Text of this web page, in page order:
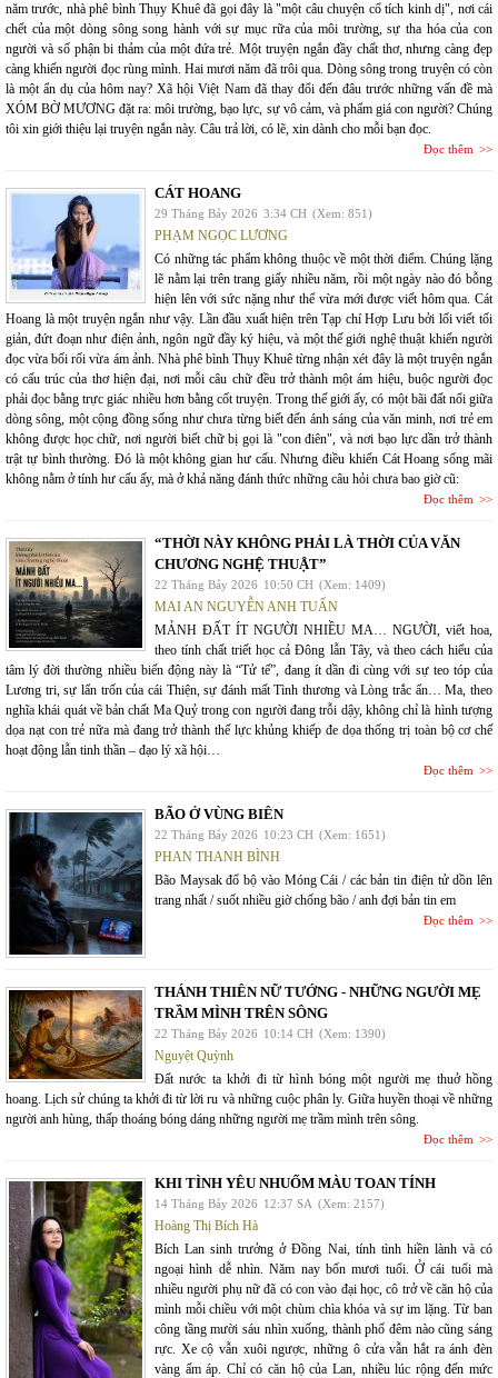
năm trước, nhà phê bình Thụy Khuê đã gọi đây là "một câu chuyện cổ tích kinh dị", nơi cái
chết của một dòng sông song hành với sự mục rữa của môi trường, sự tha hóa của con
người và số phận bi thảm của một đứa trẻ. Một truyện ngắn đầy chất thơ, nhưng càng đẹp
càng khiến người đọc rùng mình. Hai mươi năm đã trôi qua. Dòng sông trong truyện có còn
là một ẩn dụ của hôm nay? Xã hội Việt Nam đã thay đổi đến đâu trước những vấn đề mà
XÓM BỜ MƯƠNG đặt ra: môi trường, bạo lực, sự vô cảm, và phẩm giá con người? Chúng
tôi xin giới thiệu lại truyện ngắn này. Câu trả lời, có lẽ, xin dành cho mỗi bạn đọc.
Đọc thêm
CÁT HOANG
29 Tháng Bảy 2026 3:34 CH (Xem: 851)
PHẠM NGỌC LƯƠNG
Có những tác phẩm không thuộc về một thời điểm. Chúng lặng
lẽ nằm lại trên trang giấy nhiều năm, rồi một ngày nào đó bỗng
hiện lên với sức nặng như thể vừa mới được viết hôm qua. Cát
Hoang là một truyện ngắn như vậy. Lần đầu xuất hiện trên Tạp chí Hợp Lưu bởi lối viết tối
giản, đứt đoạn như điện ảnh, ngôn ngữ đầy ký hiệu, và một thế giới nghệ thuật khiến người
đọc vừa bối rối vừa ám ảnh. Nhà phê bình Thụy Khuê từng nhận xét đây là một truyện ngắn
có cấu trúc của thơ hiện đại, nơi mỗi câu chữ đều trở thành một ám hiệu, buộc người đọc
phải đọc bằng trực giác nhiều hơn bằng cốt truyện. Trong thế giới ấy, có một bãi đất nổi giữa
dòng sông, một cộng đồng sống như chưa từng biết đến ánh sáng của văn minh, nơi trẻ em
không được học chữ, nơi người biết chữ bị gọi là "con điên", và nơi bạo lực dần trở thành
trật tự bình thường. Đó là một không gian hư cấu. Nhưng điều khiến Cát Hoang sống mãi
không nằm ở tính hư cấu ấy, mà ở khả năng đánh thức những câu hỏi chưa bao giờ cũ:
Đọc thêm
“THỜI NÀY KHÔNG PHẢI LÀ THỜI CỦA VĂN
CHƯƠNG NGHỆ THUẬT”
22 Tháng Bảy 2026 10:50 CH (Xem: 1409)
MAI AN NGUYỄN ANH TUẤN
MẢNH ĐẤT ÍT NGƯỜI NHIỀU MA… NGƯỜI, viết hoa,
theo tính chất triết học cả Đông lẫn Tây, và theo cách hiểu của
tâm lý đời thường nhiều biến động này là “Tử tế”, đang ít dần đi cùng với sự teo tóp của
Lương tri, sự lẩn trốn của cái Thiện, sự đánh mất Tình thương và Lòng trắc ẩn… Ma, theo
nghĩa khái quát về bản chất Ma Quỷ trong con người đang trỗi dậy, không chỉ là hình tượng
dọa nạt con trẻ nữa mà đang trở thành thế lực khủng khiếp đe dọa thống trị toàn bộ cơ chế
hoạt động lẫn tinh thần – đạo lý xã hội…
Đọc thêm
BÃO Ở VÙNG BIÊN
22 Tháng Bảy 2026 10:23 CH (Xem: 1651)
PHAN THANH BÌNH
Bão Maysak đổ bộ vào Móng Cái / các bản tin điện tử dồn lên
trang nhất / suốt nhiều giờ chống bão / anh đợi bản tin em
Đọc thêm
THÁNH THIÊN NỮ TƯỚNG - NHỮNG NGƯỜI MẸ
TRẦM MÌNH TRÊN SÔNG
22 Tháng Bảy 2026 10:14 CH (Xem: 1390)
Nguyệt Quỳnh
Đất nước ta khởi đi từ hình bóng một người mẹ thuở hồng
hoang. Lịch sử chúng ta khởi đi từ lời ru và những cuộc phân ly. Giữa huyền thoại về những
người anh hùng, thấp thoáng bóng dáng những người mẹ trầm mình trên sông.
Đọc thêm
KHI TÌNH YÊU NHUỐM MÀU TOAN TÍNH
14 Tháng Bảy 2026 12:37 SA (Xem: 2157)
Hoàng Thị Bích Hà
Bích Lan sinh trưởng ở Đồng Nai, tính tình hiền lành và có
ngoại hình dễ nhìn. Năm nay bốn mươi tuổi. Ở cái tuổi mà
nhiều người phụ nữ đã có con vào đại học, cô trở về căn hộ của
mình mỗi chiều với một chùm chìa khóa và sự im lặng. Từ ban
công tầng mười sáu nhìn xuống, thành phố đêm nào cũng sáng
rực. Xe cộ vẫn xuôi ngược, những ô cửa vẫn hắt ra ánh đèn
vàng ấm áp. Chỉ có căn hộ của Lan, nhiều lúc rộng đến mức